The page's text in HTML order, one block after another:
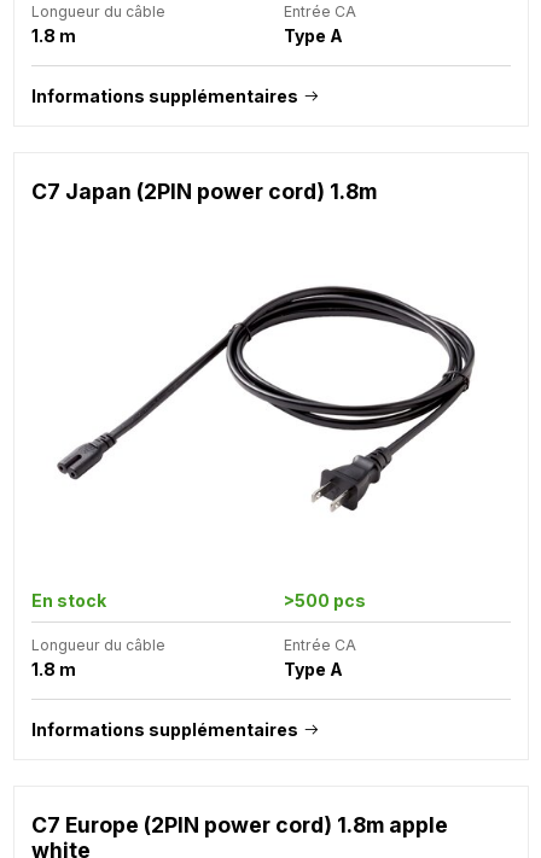
Longueur du câble
1.8 m
Entrée CA
Type A
Informations supplémentaires
C7 Japan (2PIN power cord) 1.8m
En stock >500 pcs
Longueur du câble
1.8 m
Entrée CA
Type A
Informations supplémentaires
C7 Europe (2PIN power cord) 1.8m apple
white